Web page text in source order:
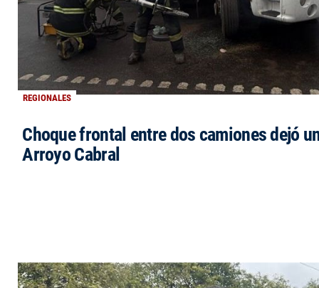
REGIONALES
Choque frontal entre dos camiones dejó
Arroyo Cabral